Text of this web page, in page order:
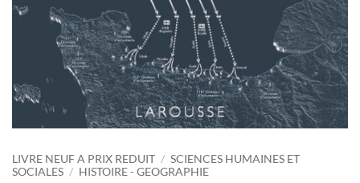
LIVRE NEUF A PRIX REDUIT / SCIENCES HUMAINES ET
SOCIALES / HISTOIRE - GEOGRAPHIE